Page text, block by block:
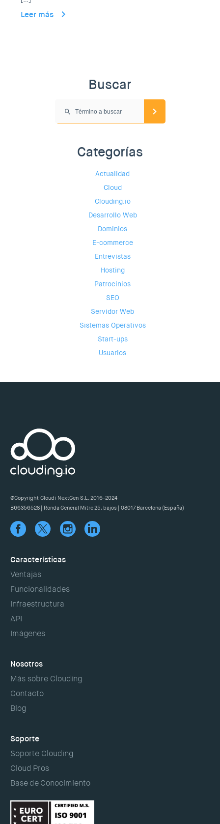
Leer más
Buscar
Categorías
Actualidad
Cloud
Clouding.io
Desarrollo Web
Dominios
E-commerce
Entrevistas
Hosting
Patrocinios
SEO
Servidor Web
Sistemas Operativos
Start-ups
Usuarios
@Copyright Cloudi NextGen S.L. 2016-2024
B66356528 | Ronda General Mitre 25, bajos | 08017 Barcelona (España)
Características
Ventajas
Funcionalidades
Infraestructura
API
Imágenes
Nosotros
Más sobre Clouding
Contacto
Blog
Soporte
Soporte Clouding
Cloud Pros
Base de Conocimiento